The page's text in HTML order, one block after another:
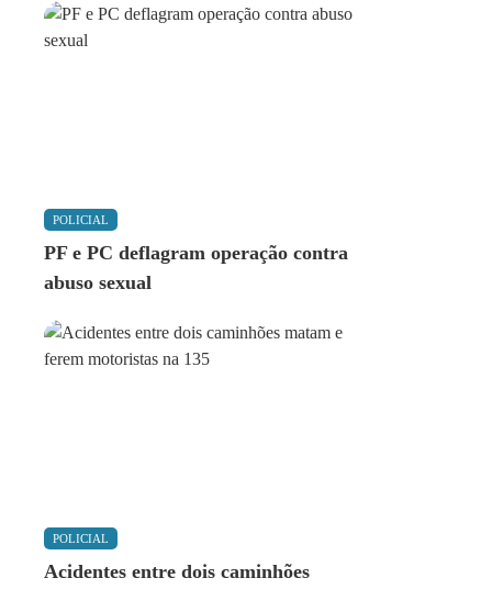
POLICIAL
PF e PC deflagram operação contra
abuso sexual
POLICIAL
Acidentes entre dois caminhões